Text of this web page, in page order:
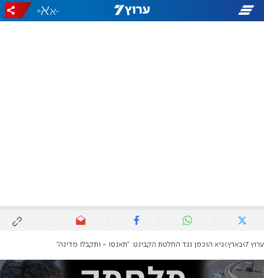
-
+
ערוץ 7 בארץ גיא הוכמן נגד החלטת הקבינט: "תאנסו - ותקבלו מדינה"